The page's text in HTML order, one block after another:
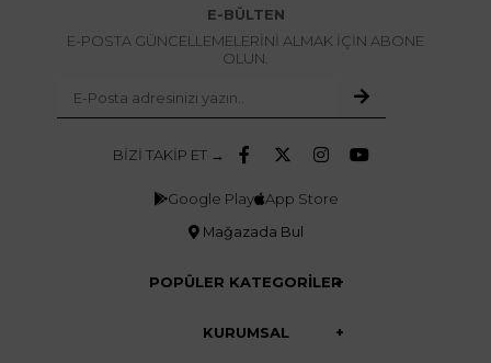
E-BÜLTEN
E-POSTA GÜNCELLEMELERİNİ ALMAK İÇİN ABONE
OLUN.
BİZİ TAKİP ET →
Google Play App Store
Mağazada Bul
POPÜLER KATEGORİLER
KURUMSAL